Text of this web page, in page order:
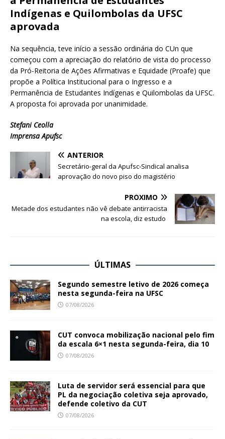
Indígenas e Quilombolas da UFSC
aprovada
Na sequência, teve início a sessão ordinária do CUn que
começou com a apreciação do relatório de vista do processo
da Pró-Reitoria de Ações Afirmativas e Equidade (Proafe) que
propõe a Política Institucional para o Ingresso e a
Permanência de Estudantes Indígenas e Quilombolas da UFSC.
A proposta foi aprovada por unanimidade.
Stefani Ceolla
Imprensa Apufsc
ANTERIOR
Secretário-geral da Apufsc-Sindical analisa
aprovação do novo piso do magistério
PRÓXIMO
Metade dos estudantes não vê debate antirracista
na escola, diz estudo
ÚLTIMAS
Segundo semestre letivo de 2026 começa
nesta segunda-feira na UFSC
07/08/2026
CUT convoca mobilização nacional pelo fim
da escala 6×1 nesta segunda-feira, dia 10
07/08/2026
Luta de servidor será essencial para que
PL da negociação coletiva seja aprovado,
defende coletivo da CUT
07/08/2026